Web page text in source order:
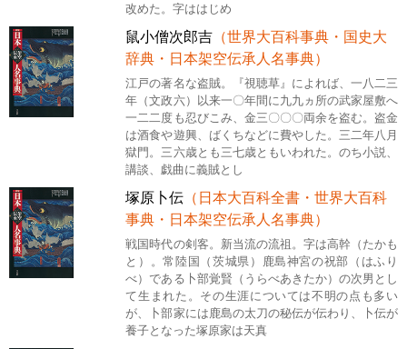
改めた。字ははじめ
鼠小僧次郎吉 （世界大百科事典・国史大
辞典・日本架空伝承人名事典）
江戸の著名な盗賊。『視聴草』によれば、一八二三
年（文政六）以来一〇年間に九九ヵ所の武家屋敷へ
一二二度も忍びこみ、金三〇〇〇両余を盗む。盗金
は酒食や遊興、ばくちなどに費やした。三二年八月
獄門。三六歳とも三七歳ともいわれた。のち小説、
講談、戯曲に義賊とし
塚原卜伝 （日本大百科全書・世界大百科
事典・日本架空伝承人名事典）
戦国時代の剣客。新当流の流祖。字は高幹（たかも
と）。常陸国（茨城県）鹿島神宮の祝部（はふり
べ）である卜部覚賢（うらべあきたか）の次男とし
て生まれた。その生涯については不明の点も多い
が、卜部家には鹿島の太刀の秘伝が伝わり、卜伝が
養子となった塚原家は天真